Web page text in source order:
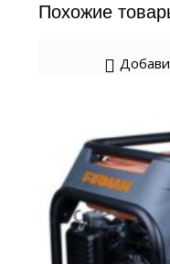
Похожие